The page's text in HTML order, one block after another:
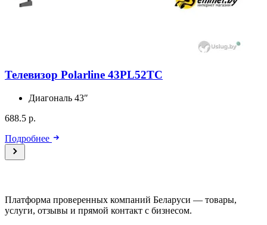
Телевизор Polarline 43PL52TC
Диагональ 43″
688.5 р.
Подробнее
Платформа проверенных компаний Беларуси — товары,
услуги, отзывы и прямой контакт с бизнесом.